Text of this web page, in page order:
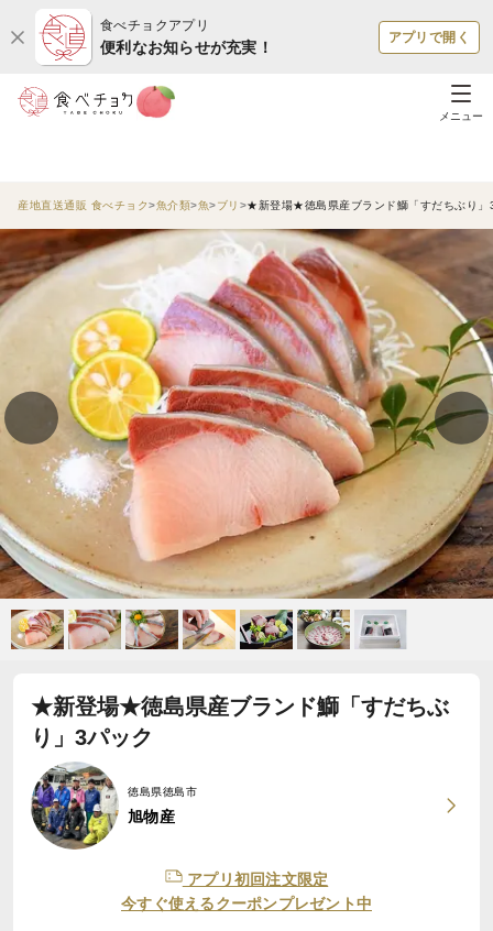
食べチョクアプリ
便利なお知らせが充実！
アプリで開く
メニュー
産地直送通販 食べチョク 魚介類 魚 ブリ ★新登場★徳島県産ブランド鰤「すだちぶり」
★新登場★徳島県産ブランド鰤「すだちぶ
り」3パック
徳島県徳島市
旭物産
アプリ初回注文限定
今すぐ使えるクーポンプレゼント中